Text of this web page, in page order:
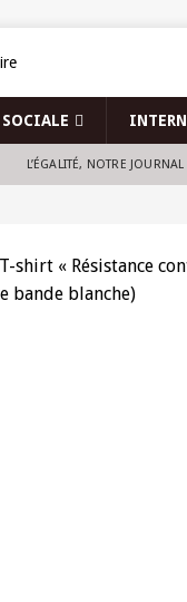
L’ÉGALITÉ, NOTRE JOURNAL
shirt « Résistance
bande blanche)